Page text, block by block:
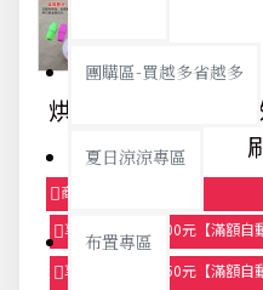
團購區-買越多省越多
夏日涼涼專區
布置專區
烘焙矽膠刷 耐高溫
商品95折【今日限定】
享滿1000元折100元【滿額自
享滿2000元折250元【滿額自